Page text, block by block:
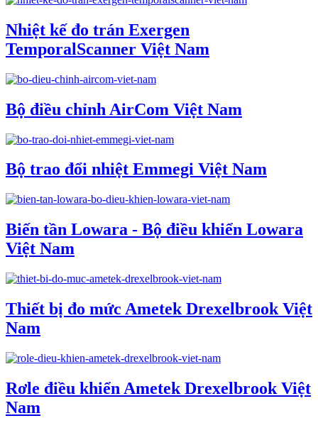
Nhiệt kế đo trán Exergen
TemporalScanner Việt Nam
Bộ điều chỉnh AirCom Việt Nam
Bộ trao đổi nhiệt Emmegi Việt Nam
Biến tần Lowara - Bộ điều khiển Lowara
Việt Nam
Thiết bị đo mức Ametek Drexelbrook Việt
Nam
Rơle điều khiển Ametek Drexelbrook Việt
Nam